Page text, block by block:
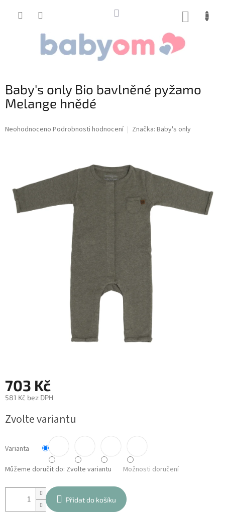
Baby's only Bio bavlněné pyžamo
Melange hnědé
Průměrné
hvězdiček.
Neohodnoceno Podrobnosti hodnocení Značka: Baby's only
703 Kč
581 Kč bez DPH
cena:
Zvolte variantu
Varianta
Můžeme doručit do: Zvolte variantu Možnosti doručení
Přidat do košíku